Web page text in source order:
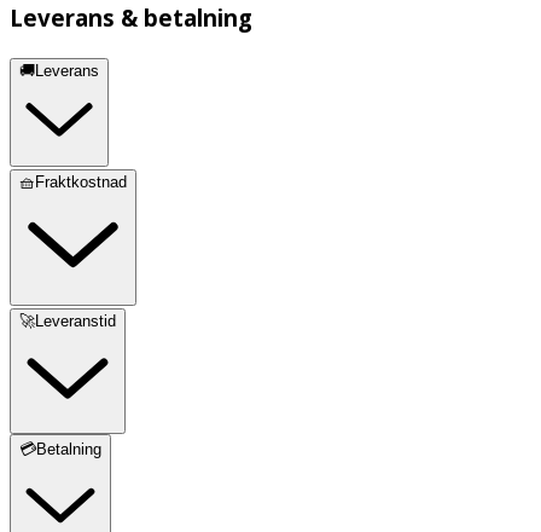
Leverans & betalning
🚚Leverans
🧺Fraktkostnad
🚀Leveranstid
💳Betalning